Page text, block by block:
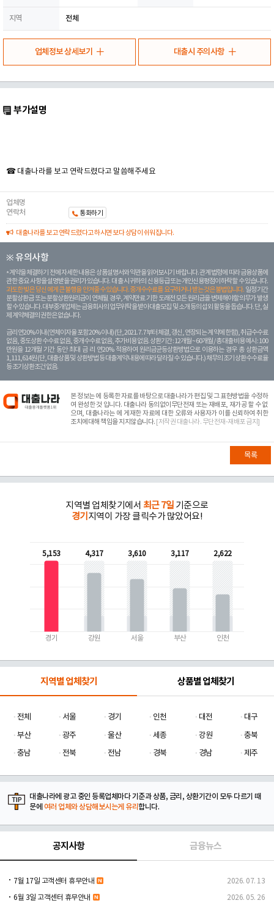
지역 전체
업체정보 상세보기 대출시 주의사항
부가설명
☎ 대출나라를 보고 연락드렸다고 말씀해주세요
업체명
연락처
통화하기
대출나라를 보고 연락드렸다고 하시면 보다 상담이 쉬워집니다.
※ 유의사항
계약을 체결하기 전에 자세한 내용은 상품설명서와 약관을 읽어보시기 바랍니다. 관계 법령에 따라 금융상품에
관한 중요 사항을 설명받을 권리가 있습니다. 대 출 시 귀하의 신용등급 또는 개인신용평점이 하락할 수 있습니다.
과도한 빚은 당신 에게 큰 불행을 안겨줄 수 있습니다. 중개수수료를 요구하거나 받는 것은 불법입니다. 일정 기간
분할상환금 또는 분할상환원리금이 연체될 경우, 계약만료 기한 도래전 모든 원리금을 변제해야할 의무가 발생
할 수 있습니다. 대부중개업체는 금융회사의 업무위탁을 받아 대출모집 및 소개 등의 섭외 활동을 돕습니다. 단, 실
제 계약체결의 권한은 없습니다.
금리 연20% 이내 (연체이자율 포함 20% 이내) (단, 2021. 7. 7부터 체결, 갱신, 연장되는 계 약에 한함), 취급수수료
없음, 중도상환 수수료 없음, 중개수수료 없음, 추가비용 없음. 상환기간 : 12개월 ~ 60개월 / 총 대출 비용 예시 : 100
만원을 12개월 기간 동안 최대 금 리 연20% 적용하여 원리금균등상환방법으로 이용하는 경우 총 상환금액
1,111,614원 (단, 대출상품 및 상환방법 등 대출계약 내용에 따라 달라질 수 있습니다.) 채무의 조기 상환수수료율
등 조기상환조건 없음.
본 정보는에 등록한 자료를 바탕으로 대출나라가 편집 및 그 표현방법을 수정하
여 완성한 것 입니다. 대출나라 동의없이무단전재 또는 재배포, 재가공 할 수 없
으며, 대출나라는 에 게재한 자료에 대한 오류와 사용자가 이를 신뢰하여 취한
조치에대해 책임을 지지않습니다. [저작권 대출나라. 무단전재-재배포 금지]
목록
지역별 업체찾기에서 최근 7일 기준으로
경기 지역이 가장 클릭수가 많았어요!
5,153
경기
4,317
강원
3,610
서울
3,117
부산
2,622
인천
지역별 업체찾기 상품별 업체찾기
전체 서울 경기 인천 대전
대구
부산
광주 울산 세종 강원
충북
충남
전북 전남 경북 경남 제주
대출나라에 광고 중인 등록업체마다 기준과 상품, 금리, 상환기간이 모두 다르기 때
문에 여러 업체와 상담해보시는게 유리합니다.
공지사항 금융뉴스
7월 17일 고객센터 휴무안내 2026. 07. 13
6월 3일 고객센터 휴무안내 2026. 05. 26